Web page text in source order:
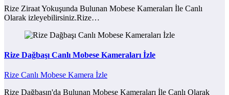
Rize Ziraat Yokuşunda Bulunan Mobese Kameraları İle Canlı
Olarak izleyebilirsiniz.Rize…
Rize Dağbaşı Canlı Mobese Kameraları İzle
Rize Canlı Mobese Kamera İzle
Rize Dağbaşın'da Bulunan Mobese Kameraları İle Canlı Olarak